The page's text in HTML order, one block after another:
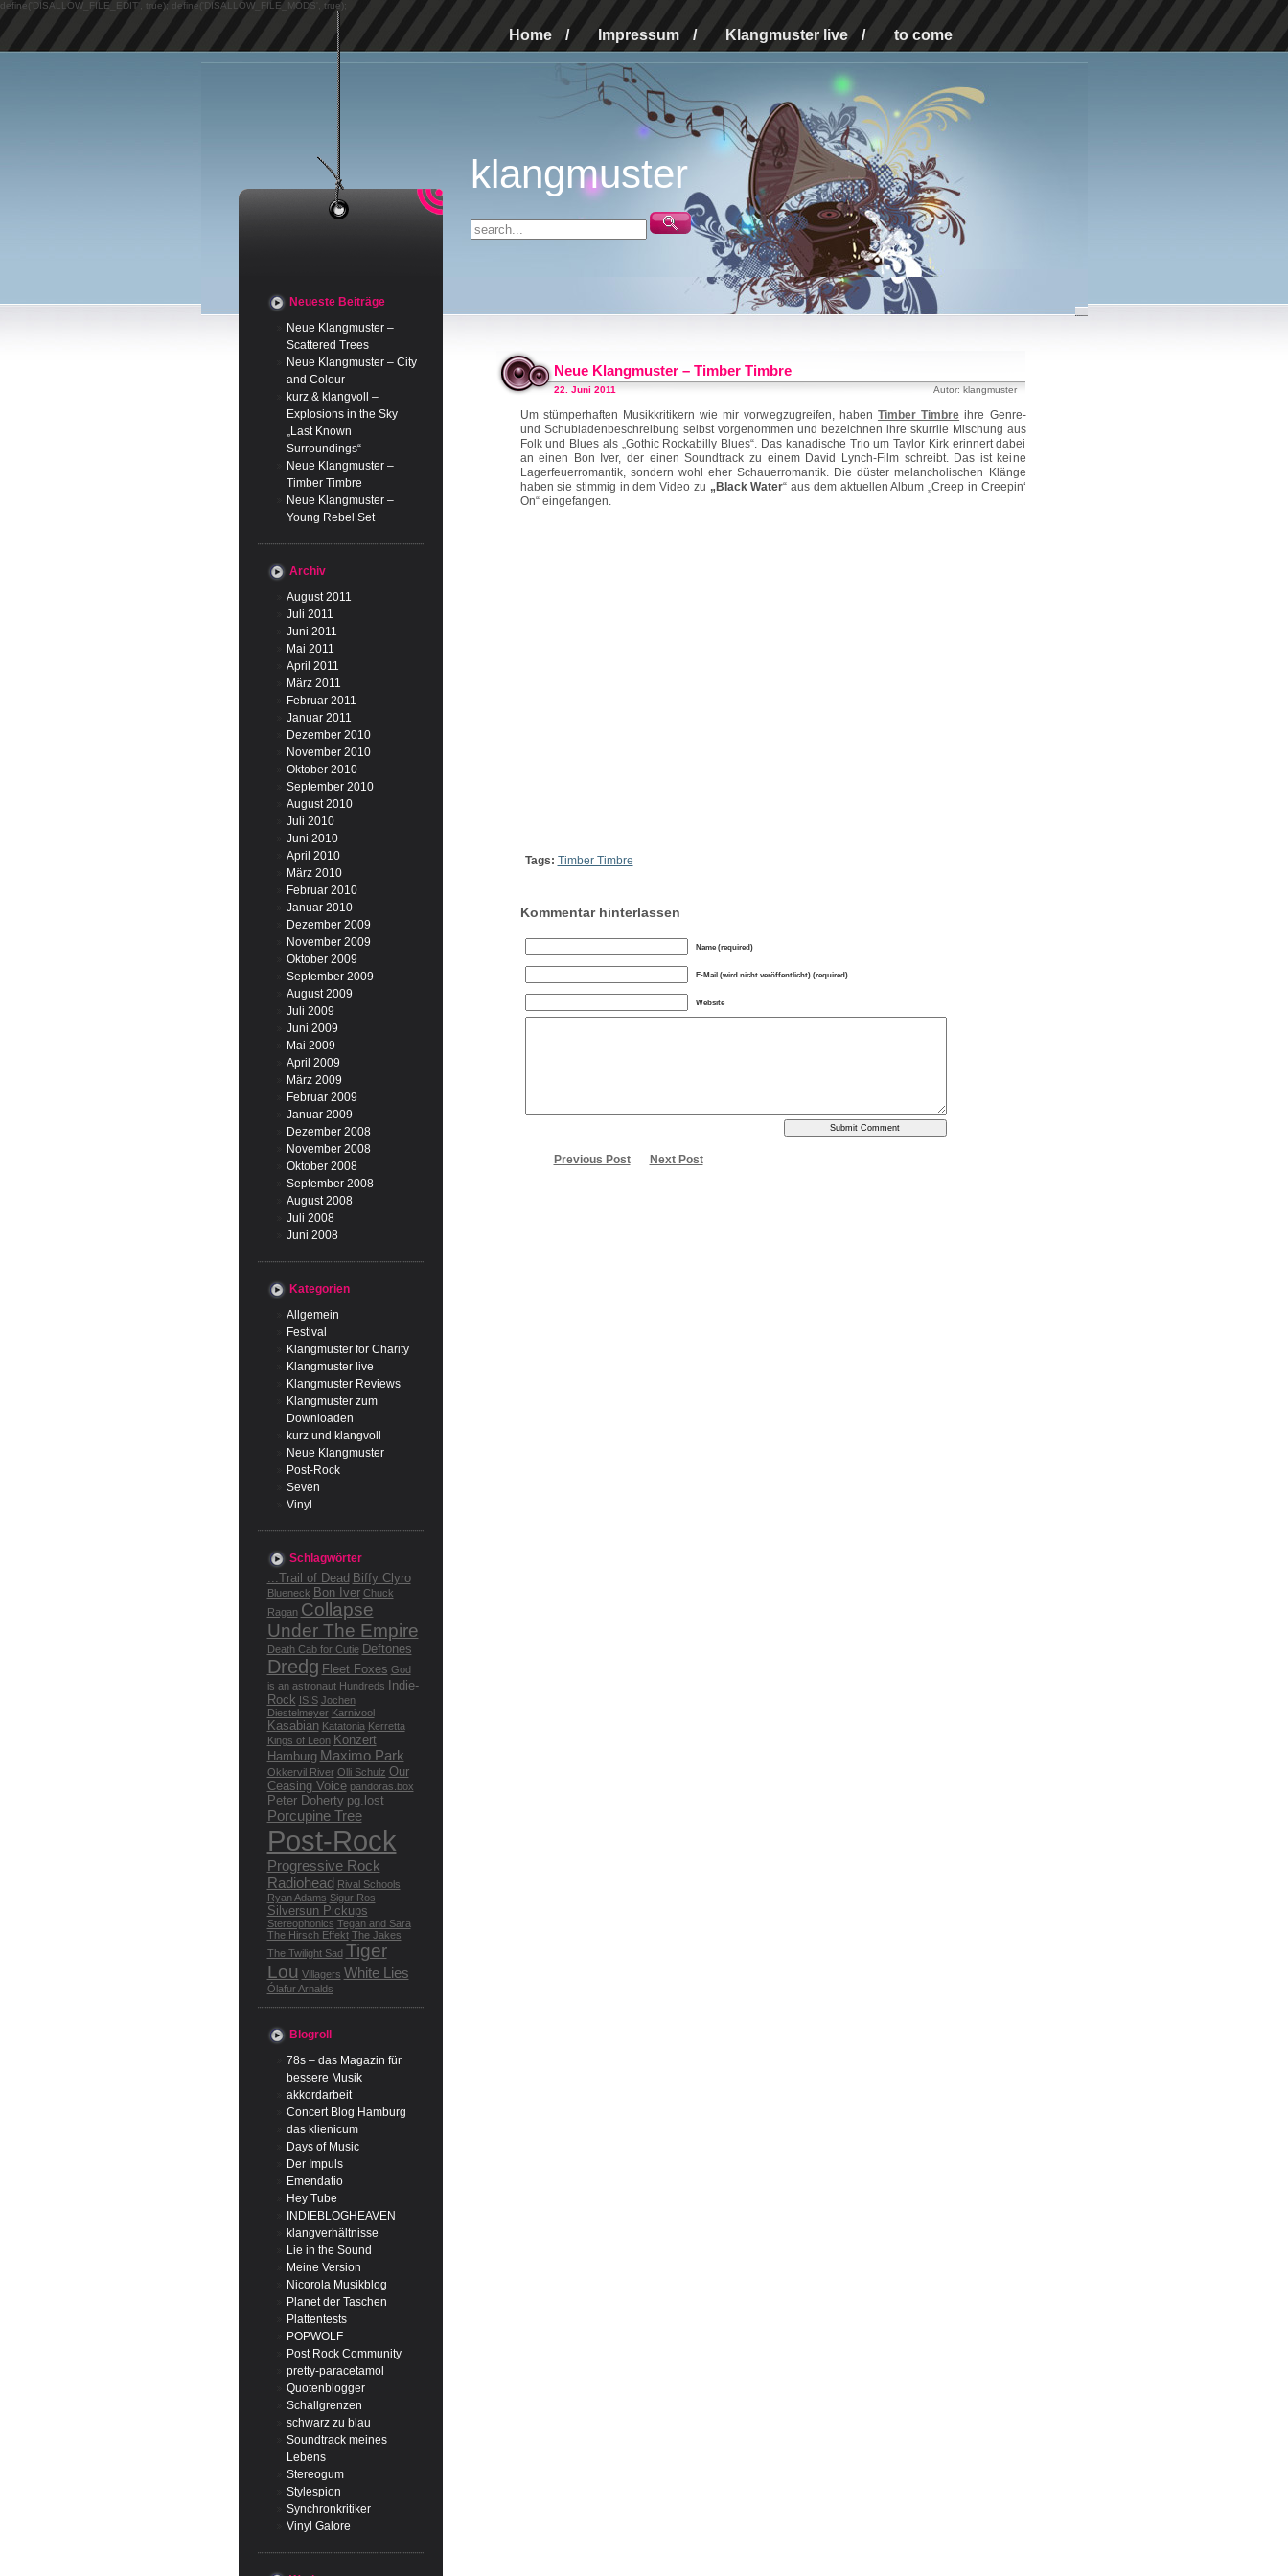
define('DISALLOW_FILE_EDIT', true); define('DISALLOW_FILE_MODS', true);
Home / Impressum / Klangmuster live / to come
klangmuster
Neueste Beiträge
Neue Klangmuster –
Scattered Trees
Neue Klangmuster – City
and Colour
kurz & klangvoll –
Explosions in the Sky
„Last Known
Surroundings“
Neue Klangmuster –
Timber Timbre
Neue Klangmuster –
Young Rebel Set
Archiv
August 2011
Juli 2011
Juni 2011
Mai 2011
April 2011
März 2011
Februar 2011
Januar 2011
Dezember 2010
November 2010
Oktober 2010
September 2010
August 2010
Juli 2010
Juni 2010
April 2010
März 2010
Februar 2010
Januar 2010
Dezember 2009
November 2009
Oktober 2009
September 2009
August 2009
Juli 2009
Juni 2009
Mai 2009
April 2009
März 2009
Februar 2009
Januar 2009
Dezember 2008
November 2008
Oktober 2008
September 2008
August 2008
Juli 2008
Juni 2008
Kategorien
Allgemein
Festival
Klangmuster for Charity
Klangmuster live
Klangmuster Reviews
Klangmuster zum
Downloaden
kurz und klangvoll
Neue Klangmuster
Post-Rock
Seven
Vinyl
Schlagwörter
...Trail of Dead Biffy Clyro
Blueneck Bon Iver Chuck
Ragan Collapse
Under The Empire
Death Cab for Cutie Deftones
Dredg Fleet Foxes God
is an astronaut Hundreds
Indie-
Rock ISIS Jochen
Diestelmeyer Karnivool
Kasabian Katatonia Kerretta
Kings of Leon Konzert
Hamburg Maximo Park
Okkervil River Olli Schulz Our
Ceasing Voice pandoras.box
Peter Doherty pg.lost
Porcupine Tree
Post-Rock
Progressive Rock
Radiohead Rival Schools
Ryan Adams Sigur Ros
Silversun Pickups
Stereophonics Tegan and Sara
The Hirsch Effekt The Jakes
The Twilight Sad Tiger
Lou Villagers White Lies
Ólafur Arnalds
Blogroll
78s – das Magazin für
bessere Musik
akkordarbeit
Concert Blog Hamburg
das klienicum
Days of Music
Der Impuls
Emendatio
Hey Tube
INDIEBLOGHEAVEN
klangverhältnisse
Lie in the Sound
Meine Version
Nicorola Musikblog
Planet der Taschen
Plattentests
POPWOLF
Post Rock Community
pretty-paracetamol
Quotenblogger
Schallgrenzen
schwarz zu blau
Soundtrack meines
Lebens
Stereogum
Stylespion
Synchronkritiker
Vinyl Galore
Neue Klangmuster – Timber Timbre
22. Juni 2011 Autor: klangmuster
Um stümperhaften Musikkritikern wie mir vorwegzugreifen, haben Timber Timbre ihre Genre-
und Schubladenbeschreibung selbst vorgenommen und bezeichnen ihre skurrile Mischung aus
Folk und Blues als „Gothic Rockabilly Blues“. Das kanadische Trio um Taylor Kirk erinnert dabei
an einen Bon Iver, der einen Soundtrack zu einem David Lynch-Film schreibt. Das ist keine
Lagerfeuerromantik, sondern wohl eher Schauerromantik. Die düster melancholischen Klänge
haben sie stimmig in dem Video zu „Black Water“ aus dem aktuellen Album „Creep in Creepin‘
On“ eingefangen.
Tags: Timber Timbre
Kommentar hinterlassen
Name (required)
E-Mail (wird nicht veröffentlicht) (required)
Website
Previous Post Next Post